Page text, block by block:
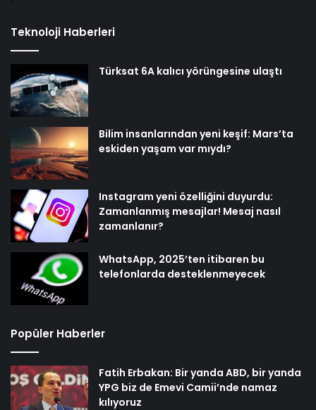
Teknoloji Haberleri
Türksat 6A kalıcı yörüngesine ulaştı
Bilim insanlarından yeni keşif: Mars’ta
eskiden yaşam var mıydı?
Instagram yeni özelliğini duyurdu:
Zamanlanmış mesajlar! Mesaj nasıl
zamanlanır?
WhatsApp, 2025’ten itibaren bu
telefonlarda desteklenmeyecek
Popüler Haberler
Fatih Erbakan: Bir yanda ABD, bir yanda
YPG biz de Emevi Camii’nde namaz
kılıyoruz